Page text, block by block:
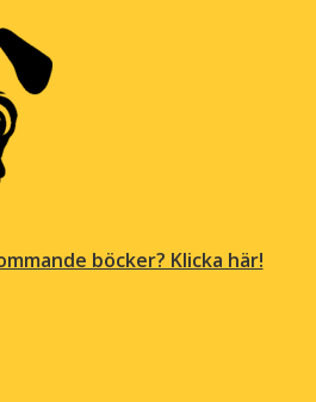
böcker? Klicka här!